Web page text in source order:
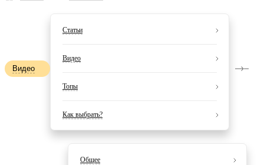
Видео
Статьи
Видео
Топы
Как выбрать?
Общее